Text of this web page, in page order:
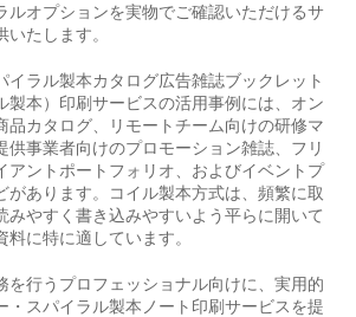
ルオプションを実物でご確認いただけるサ
たします。
イラル製本カタログ広告雑誌ブックレット
製本）印刷サービスの活用事例には、オン
品カタログ、リモートチーム向けの研修マ
供事業者向けのプロモーション雑誌、フリ
アントポートフォリオ、およびイベントプ
があります。コイル製本方式は、頻繁に取
みやすく書き込みやすいよう平らに開いて
に特に適しています。
を行うプロフェッショナル向けに、実用的
・スパイラル製本ノート印刷サービスを提